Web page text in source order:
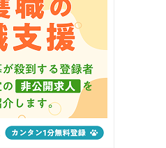
外国人人材紹介の法人営業｜マネジメ
る
供：上野グループホールディングス株式会社
量士・測量士補・測量助手」最新
を駆使する先進的測量技術者／
京都・丸太町駅徒歩1分／完全週
ス 【業種】士業＞その他 ※会員属性な
見る